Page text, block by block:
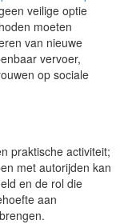
veilige optie
moeten
van nieuwe
vervoer,
op sociale
praktische activiteit;
met autorijden kan
en de rol die
aan